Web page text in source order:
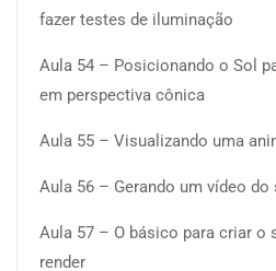
fazer testes de iluminação
Aula 54 – Posicionando o Sol
em perspectiva cônica
Aula 55 – Visualizando uma
Aula 56 – Gerando um vídeo
Aula 57 – O básico para criar o
render